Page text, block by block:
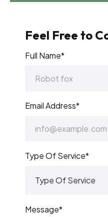
Feel Free to
Full Name*
Email Address*
Type Of Service*
Message*